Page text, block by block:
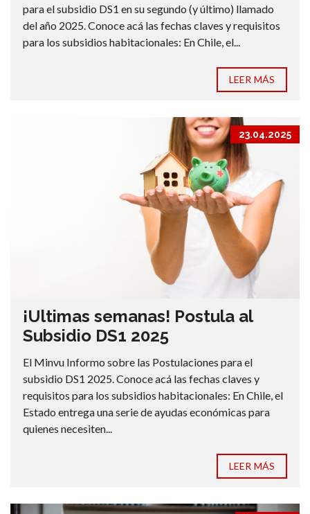
para el subsidio DS1 en su segundo (y último) llamado
del año 2025. Conoce acá las fechas claves y requisitos
para los subsidios habitacionales: En Chile, el...
LEER MÁS
23.04.2025
¡Ultimas semanas! Postula al
Subsidio DS1 2025
El Minvu Informo sobre las Postulaciones para el
subsidio DS1 2025. Conoce acá las fechas claves y
requisitos para los subsidios habitacionales: En Chile, el
Estado entrega una serie de ayudas económicas para
quienes necesiten...
LEER MÁS